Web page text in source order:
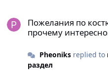
Пожелания по
прочему
Pheoniksreplied to
раздел